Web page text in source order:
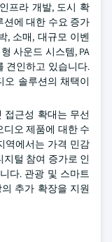
프라 개발, 도시 확
션에 대한 수요 증가
, 소매, 대규모 이벤
사운드 시스템, PA
견인하고 있습니다.
오 솔루션의 채택이
접근성 확대는 무선
오 제품에 대한 수
역에서는 가격 민감
털 참여 증가로 인
다. 관광 및 스마트
추가 확장을 지원